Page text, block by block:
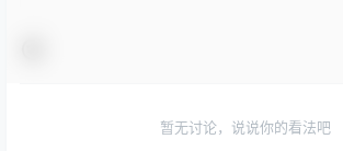
暂无讨论，说说你的看法吧